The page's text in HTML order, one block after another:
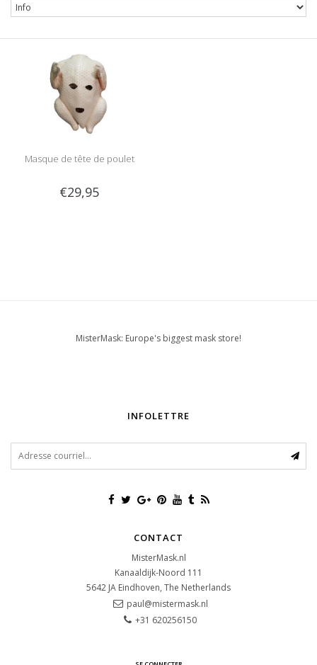
Masque de tête de poulet
€29,95
MisterMask: Europe's biggest mask store!
INFOLETTRE
CONTACT
MisterMask.nl
Kanaaldijk-Noord 111
5642 JA Eindhoven, The Netherlands
paul@mistermask.nl
+31 620256150